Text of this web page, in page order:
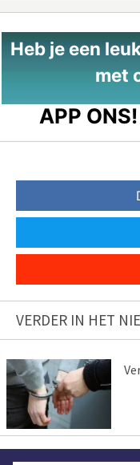
Heb je een
met
APP ONS!
VERDER IN HET